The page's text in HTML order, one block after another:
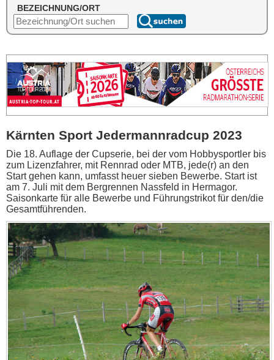
BEZEICHNUNG/ORT
Kärnten Sport Jedermannradcup 2023
Die 18. Auflage der Cupserie, bei der vom Hobbysportler bis
zum Lizenzfahrer, mit Rennrad oder MTB, jede(r) an den
Start gehen kann, umfasst heuer sieben Bewerbe. Start ist
am 7. Juli mit dem Bergrennen Nassfeld in Hermagor.
Saisonkarte für alle Bewerbe und Führungstrikot für den/die
Gesamtführenden.